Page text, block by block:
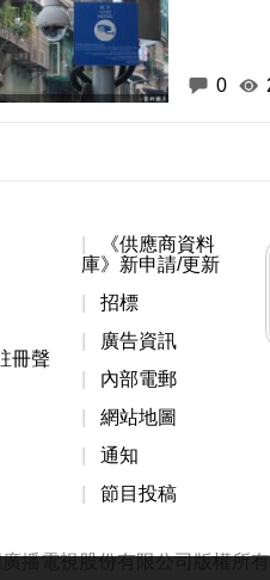
0
冊聲
《供應商資料
庫》新申請/更新
招標
廣告資訊
內部電郵
網站地圖
通知
節目投稿
播電視股份有限公司版權所有